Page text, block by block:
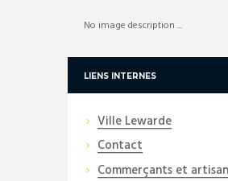
No image description ...
LIENS INTERNES
Ville Lewarde
Contact
Commerçants et